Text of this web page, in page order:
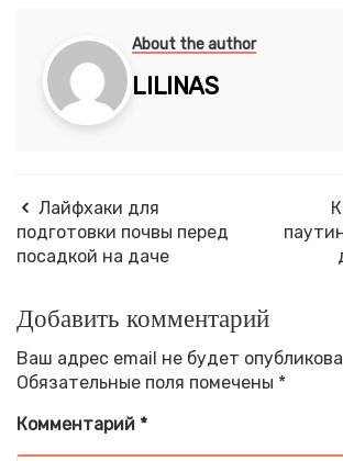
About the author
LILINAS
Лайфхаки для
подготовки почвы перед
посадкой на даче
Добавить комментарий
Ваш адрес email не будет
Обязательные поля помечены *
Комментарий *